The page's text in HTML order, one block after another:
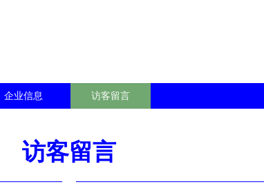
企业信息 访客留言
访客留言